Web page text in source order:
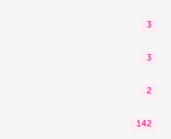
3
3
2
142